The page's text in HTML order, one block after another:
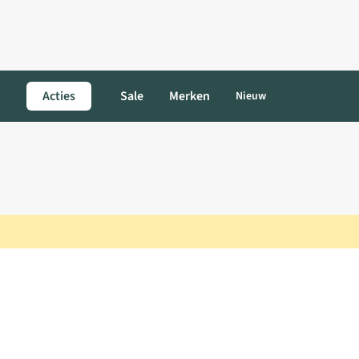
Acties Sale Merken Nieuw